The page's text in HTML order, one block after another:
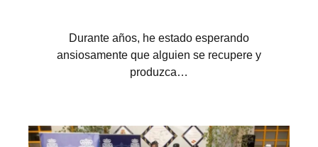
Durante años, he estado esperando
ansiosamente que alguien se recupere y
produzca…